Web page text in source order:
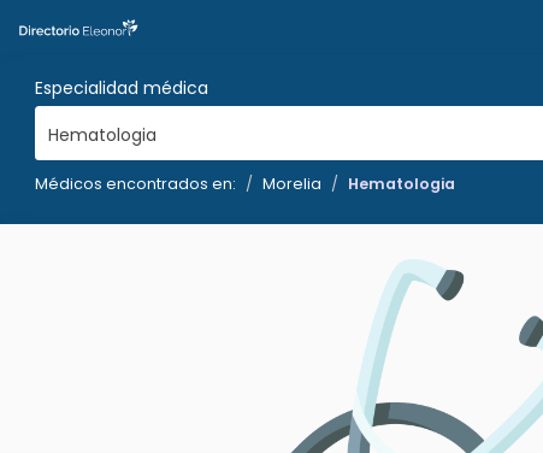
Especialidad médica
Hematologia
Médicos encontrados en: Morelia Hematologia